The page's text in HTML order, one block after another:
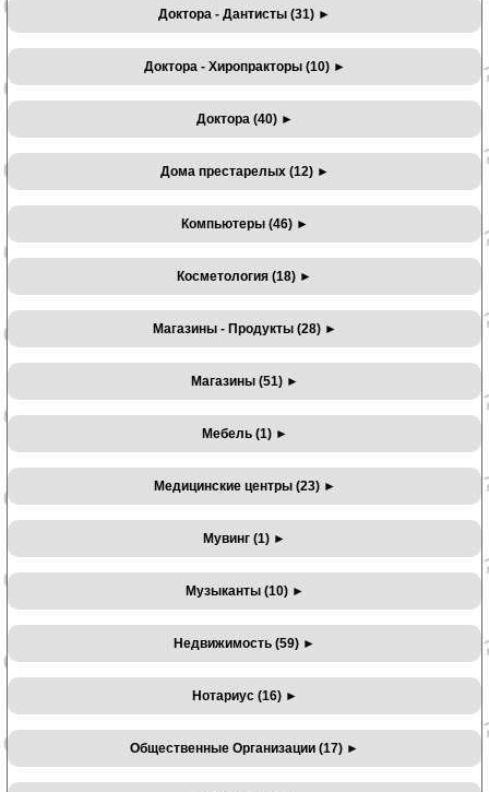
Доктора - Дантисты (31) ►
Доктора - Хиропракторы (10) ►
Доктора (40) ►
Дома престарелых (12) ►
Компьютеры (46) ►
Косметология (18) ►
Магазины - Продукты (28) ►
Магазины (51) ►
Мебель (1) ►
Медицинские центры (23) ►
Мувинг (1) ►
Музыканты (10) ►
Недвижимость (59) ►
Нотариус (16) ►
Общественные Организации (17) ►